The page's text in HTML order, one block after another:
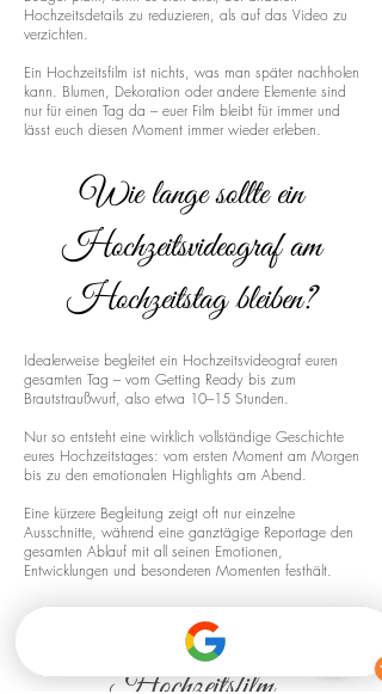
Hochzeitsdetails zu reduzieren, als auf das Video zu
verzichten.
Ein Hochzeitsfilm ist nichts, was man später nachholen
kann. Blumen, Dekoration oder andere Elemente sind
nur für einen Tag da – euer Film bleibt für immer und
lässt euch diesen Moment immer wieder erleben.
Wie lange sollte ein
Hochzeitsvideograf am
Hochzeitstag bleiben?
Idealerweise begleitet ein Hochzeitsvideograf euren
gesamten Tag – vom Getting Ready bis zum
Brautstraußwurf, also etwa 10–15 Stunden.
Nur so entsteht eine wirklich vollständige Geschichte
eures Hochzeitstages: vom ersten Moment am Morgen
bis zu den emotionalen Highlights am Abend.
Eine kürzere Begleitung zeigt oft nur einzelne
Ausschnitte, während eine ganztägige Reportage den
gesamten Ablauf mit all seinen Emotionen,
Entwicklungen und besonderen Momenten festhält.
Drohnenaufnahmen für euren